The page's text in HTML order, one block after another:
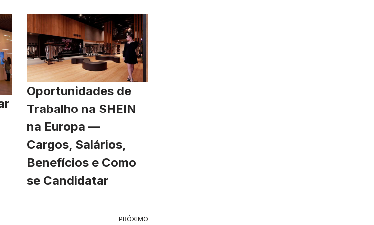
Oportunidades de
Trabalho na SHEIN
na Europa —
Cargos, Salários,
Benefícios e Como
se Candidatar
PRÓXIMO